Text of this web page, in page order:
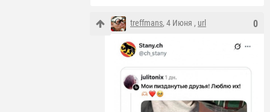
0
treffmans, 4 Июня , url